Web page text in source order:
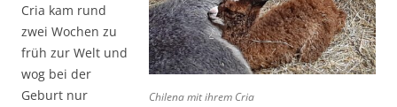
Chilena mit ihrem Cria
Cria kam rund
zwei Wochen zu
früh zur Welt und
wog bei der
Geburt nur